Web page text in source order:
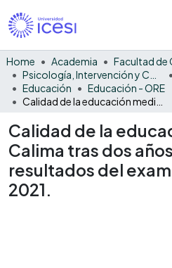
Home Academia
Facultad de
Educación
Educación - ORE
Calidad de la
Calima tras dos
resultados del
2021.